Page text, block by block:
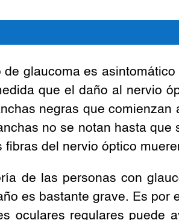
de glaucoma es
que el daño al nervio
negras que
no se notan hasta
fibras del nervio óptico
de las personas con
es bastante grave. Es por
oculares regulares puede